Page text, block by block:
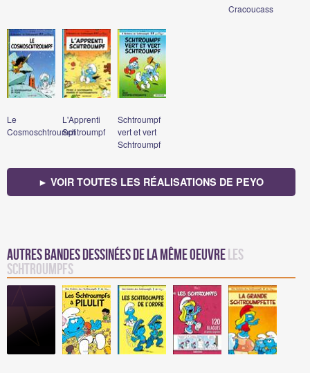
Cracoucass
Le
Cosmoschtroumpf
L'Apprenti
Schtroumpf
Schtroumpf
vert et vert
Schtroumpf
► VOIR TOUTES LES RÉALISATIONS DE PEYO
Autres bandes dessinées de la même oeuvre Les
Schtroumpfs